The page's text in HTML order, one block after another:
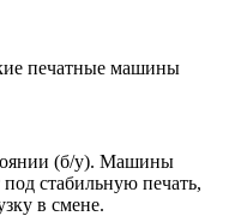
печатные машины
(б/у). Машины
стабильную печать,
в смене.